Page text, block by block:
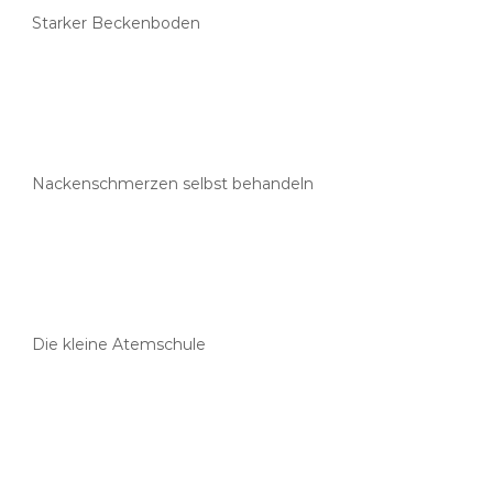
Starker Beckenboden
Nackenschmerzen selbst behandeln
Die kleine Atemschule